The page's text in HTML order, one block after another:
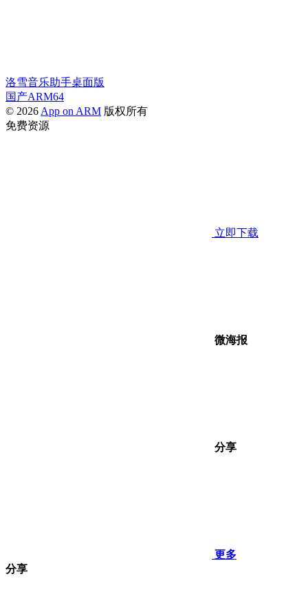
洛雪音乐助手桌面版
国产ARM64
© 2026 App on ARM 版权所有
免费资源
立即下载
微海报
分享
更多
分享